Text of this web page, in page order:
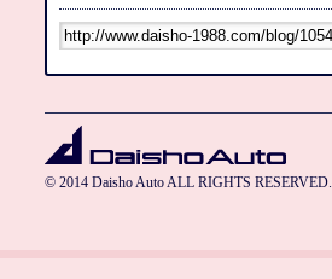
© 2014 Daisho Auto ALL RIGHTS RESERVED.